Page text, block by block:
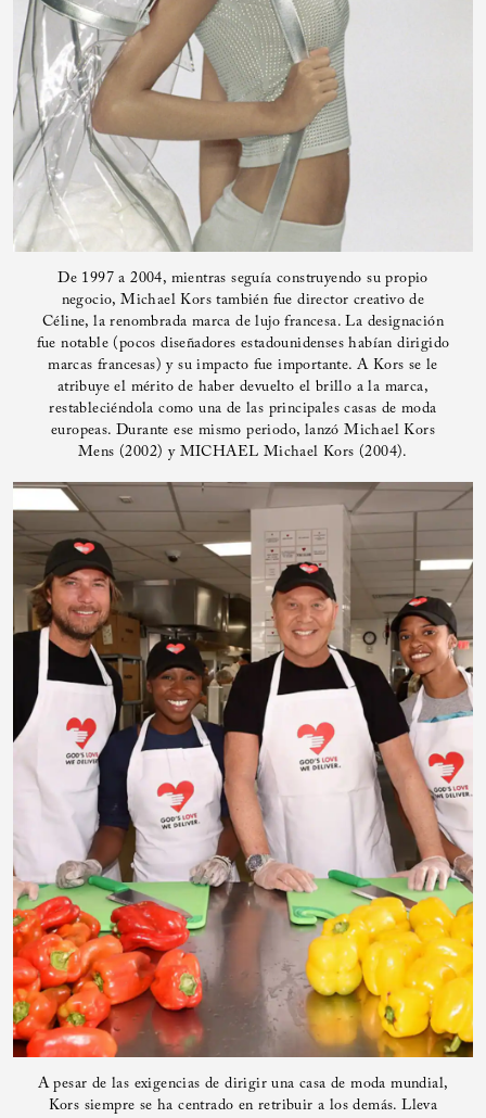
De 1997 a 2004, mientras seguía construyendo su propio
negocio, Michael Kors también fue director creativo de
Céline, la renombrada marca de lujo francesa. La designación
fue notable (pocos diseñadores estadounidenses habían dirigido
marcas francesas) y su impacto fue importante. A Kors se le
atribuye el mérito de haber devuelto el brillo a la marca,
restableciéndola como una de las principales casas de moda
europeas. Durante ese mismo periodo, lanzó Michael Kors
Mens (2002) y MICHAEL Michael Kors (2004).
A pesar de las exigencias de dirigir una casa de moda mundial,
Kors siempre se ha centrado en retribuir a los demás. Lleva